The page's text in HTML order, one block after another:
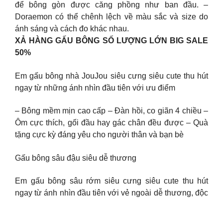
để bông gòn được căng phồng như ban đầu. –
Doraemon có thể chênh lệch về màu sắc và size do
ánh sáng và cách đo khác nhau.
XẢ HÀNG GẤU BÔNG SỐ LƯỢNG LỚN BIG SALE
50%
Em gấu bông nhà JouJou siêu cưng siêu cute thu hút
ngay từ những ánh nhìn đầu tiên với ưu điểm
– Bông mềm mịn cao cấp – Đàn hồi, co giãn 4 chiều –
Ôm cực thích, gối đầu hay gác chân đều được – Quà
tặng cực kỳ đáng yêu cho người thân và bạn bè
Gấu bông sâu đậu siêu dễ thương
Em gấu bông sâu rớm siêu cưng siêu cute thu hút
ngay từ ánh nhìn đầu tiên với vẻ ngoài dễ thương, độc